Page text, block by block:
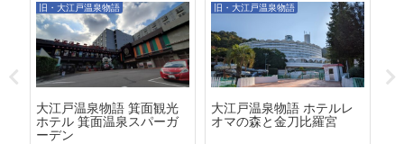
旧・大江戸温泉物語
大江戸温泉物語 箕面観光
ホテル 箕面温泉スパーガ
ーデン
旧・大江戸温泉物語
大江戸温泉物語 ホテルレ
オマの森と金刀比羅宮